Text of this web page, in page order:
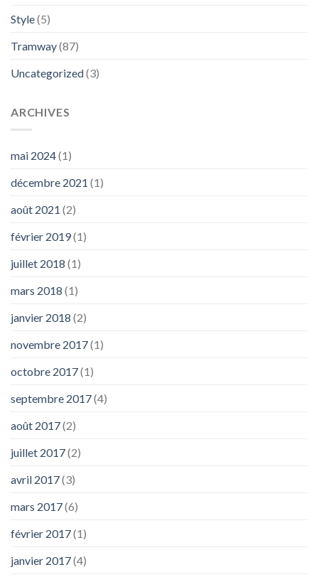
Style(5)
Tramway(87)
Uncategorized(3)
ARCHIVES
mai 2024(1)
décembre 2021 (1)
août 2021 (2)
février 2019(1)
juillet 2018 (1)
mars 2018 (1)
janvier 2018 (2)
novembre 2017(1)
octobre 2017(1)
septembre 2017(4)
août 2017(2)
juillet 2017(2)
avril 2017(3)
mars 2017(6)
février 2017(1)
janvier 2017(4)